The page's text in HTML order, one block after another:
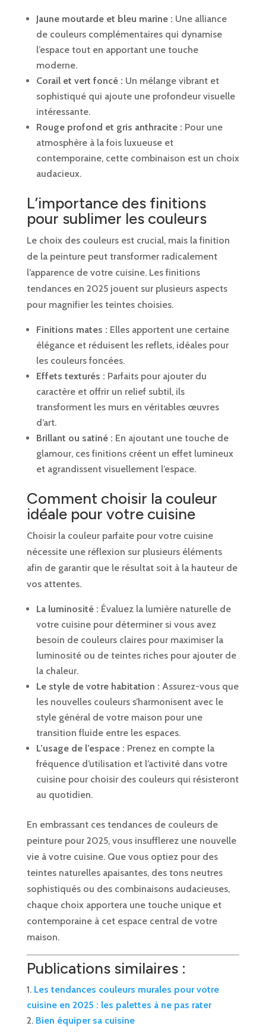
Jaune moutarde et bleu marine : Une alliance
de couleurs complémentaires qui dynamise
l’espace tout en apportant une touche
moderne.
Corail et vert foncé : Un mélange vibrant et
sophistiqué qui ajoute une profondeur visuelle
intéressante.
Rouge profond et gris anthracite : Pour une
atmosphère à la fois luxueuse et
contemporaine, cette combinaison est un choix
audacieux.
L’importance des finitions
pour sublimer les couleurs
Le choix des couleurs est crucial, mais la finition
de la peinture peut transformer radicalement
l’apparence de votre cuisine. Les finitions
tendances en 2025 jouent sur plusieurs aspects
pour magnifier les teintes choisies.
Finitions mates : Elles apportent une certaine
élégance et réduisent les reflets, idéales pour
les couleurs foncées.
Effets texturés : Parfaits pour ajouter du
caractère et offrir un relief subtil, ils
transforment les murs en véritables œuvres
d’art.
Brillant ou satiné : En ajoutant une touche de
glamour, ces finitions créent un effet lumineux
et agrandissent visuellement l’espace.
Comment choisir la couleur
idéale pour votre cuisine
Choisir la couleur parfaite pour votre cuisine
nécessite une réflexion sur plusieurs éléments
afin de garantir que le résultat soit à la hauteur de
vos attentes.
La luminosité : Évaluez la lumière naturelle de
votre cuisine pour déterminer si vous avez
besoin de couleurs claires pour maximiser la
luminosité ou de teintes riches pour ajouter de
la chaleur.
Le style de votre habitation : Assurez-vous que
les nouvelles couleurs s’harmonisent avec le
style général de votre maison pour une
transition fluide entre les espaces.
L’usage de l’espace : Prenez en compte la
fréquence d’utilisation et l’activité dans votre
cuisine pour choisir des couleurs qui résisteront
au quotidien.
En embrassant ces tendances de couleurs de
peinture pour 2025, vous insufflerez une nouvelle
vie à votre cuisine. Que vous optiez pour des
teintes naturelles apaisantes, des tons neutres
sophistiqués ou des combinaisons audacieuses,
chaque choix apportera une touche unique et
contemporaine à cet espace central de votre
maison.
Publications similaires :
Les tendances couleurs murales pour votre
cuisine en 2025 : les palettes à ne pas rater
Bien équiper sa cuisine